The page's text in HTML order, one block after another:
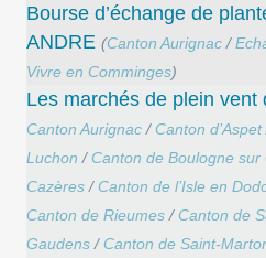
Bourse d’échange de
ANDRE (Canton Aurignac /
Vivre en Comminges)
Les marchés de plein vent
Canton Aurignac / Canton d’Aspet
Luchon / Canton de Boulogne sur
Cazères / Canton de l’Isle en
Canton de Rieumes / Canton de
Gaudens / Canton de Saint-